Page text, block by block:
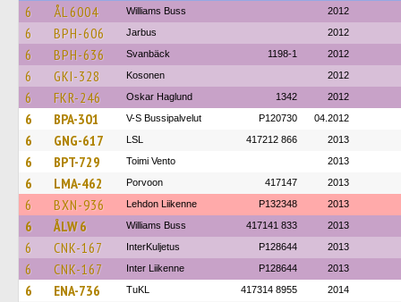
6 ÅL 6004 Williams Buss 2012
6 BPH-606 Jarbus 2012
6 BPH-636 Svanbäck 1198-1 2012
6 GKI-328 Kosonen 2012
6 FKR-246 Oskar Haglund 1342 2012
6 BPA-301 V-S Bussipalvelut P120730 04.2012
6 GNG-617 LSL 417212 866 2013
6 BPT-729 Toimi Vento 2013
6 LMA-462 Porvoon 417147 2013
6 BXN-936 Lehdon Liikenne P132348 2013
6 ÅLW 6 Williams Buss 417141 833 2013
6 CNK-167 InterKuljetus P128644 2013
6 CNK-167 Inter Liikenne P128644 2013
6 ENA-736 TuKL 417314 8955 2014